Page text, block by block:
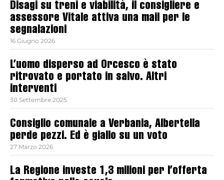
Disagi su treni e viabilità, il consigliere e
assessore Vitale attiva una mail per le
segnalazioni
16 Giugno 2026
L’uomo disperso ad Orcesco è stato
ritrovato e portato in salvo. Altri
interventi
30 Settembre 2025
Consiglio comunale a Verbania, Albertella
perde pezzi. Ed è giallo su un voto
27 Marzo 2026
La Regione investe 1,3 milioni per l’offerta